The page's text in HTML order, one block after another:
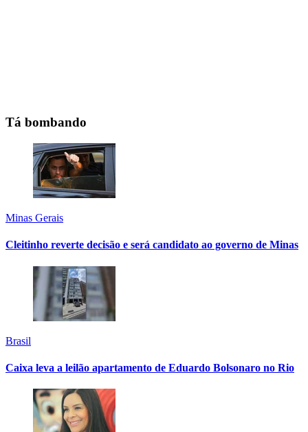
Tá bombando
Minas Gerais
Cleitinho reverte decisão e será candidato ao governo de Minas
Brasil
Caixa leva a leilão apartamento de Eduardo Bolsonaro no Rio